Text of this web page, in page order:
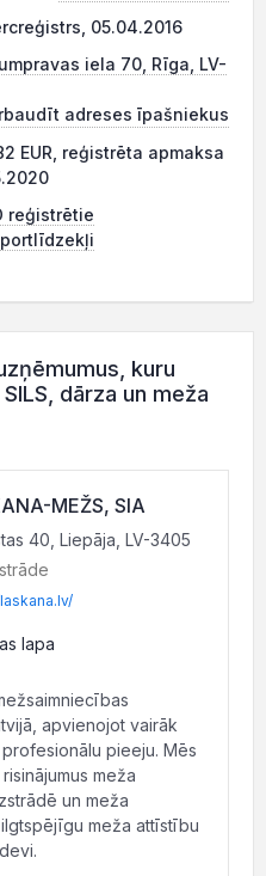
05.04.2016
iela 70, Rīga, LV-
adreses īpašniekus
EUR, reģistrēta apmaksa
reģistrētie
kuru
dārza un meža
MEŽS, SIA
40, Liepāja, LV-3405
lapa
apvienojot vairāk
pieeju. Mēs
meža
un meža
meža attīstību